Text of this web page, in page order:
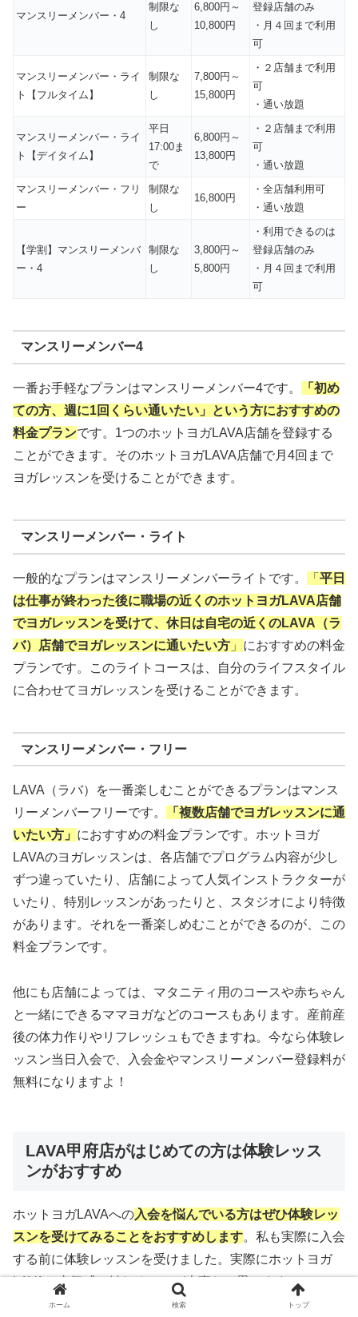
マンスリーメンバー・4
制限な
し
6,800円～
10,800円
登録店舗のみ
・月４回まで利用
可
マンスリーメンバー・ライ
ト【フルタイム】
制限な
し
7,800円～
15,800円
・２店舗まで利用
可
・通い放題
マンスリーメンバー・ライ
ト【デイタイム】
平日
17:00ま
で
6,800円～
13,800円
・２店舗まで利用
可
・通い放題
マンスリーメンバー・フリ
ー
制限な
し
16,800円
・全店舗利用可
・通い放題
【学割】マンスリーメンバ
ー・4
制限な
し
3,800円～
5,800円
・利用できるのは
登録店舗のみ
・月４回まで利用
可
マンスリーメンバー4
一番お手軽なプランはマンスリーメンバー4です。
「初め
ての方、週に1回くらい通いたい」という方におすすめの
料金プランです。1つのホットヨガLAVA店舗を登録する
ことができます。そのホットヨガLAVA店舗で月4回まで
ヨガレッスンを受けることができます。
マンスリーメンバー・ライト
一般的なプランはマンスリーメンバーライトです。 「 平日
は仕事が終わった後に職場の近くのホットヨガLAVA店舗
でヨガレッスンを受けて、休日は自宅の近くのLAVA（ラ
バ）店舗でヨガレッスンに通いたい方 」 におすすめの料金
プランです。このライトコースは、自分のライフスタイル
に合わせてヨガレッスンを受けることができます。
マンスリーメンバー・フリー
LAVA（ラバ）を一番楽しむことができるプランはマンス
リーメンバーフリーです。
「複数店舗でヨガレッスンに通
いたい方」 におすすめの料金プランです。ホットヨガ
LAVAのヨガレッスンは、各店舗でプログラム内容が少し
ずつ違っていたり、店舗によって人気インストラクターが
いたり、特別レッスンがあったりと、スタジオにより特徴
があります。それを一番楽しめむことができるのが、この
料金プランです。
他にも店舗によっては、マタニティ用のコースや赤ちゃん
と一緒にできるママヨガなどのコースもあります。産前産
後の体力作りやリフレッシュもできますね。今なら体験レ
ッスン当日入会で、入会金やマンスリーメンバー登録料が
無料になりますよ！
LAVA甲府店がはじめての方は体験レッス
ンがおすすめ
ホットヨガLAVAへの入会を悩んでいる方はぜひ体験レッ
スンを受けてみることをおすすめします。私も実際に入会
する前に体験レッスンを受けました。実際にホットヨガ
LAVAの空気感に触れることが大事だと思います。
ホーム 検索 トップ